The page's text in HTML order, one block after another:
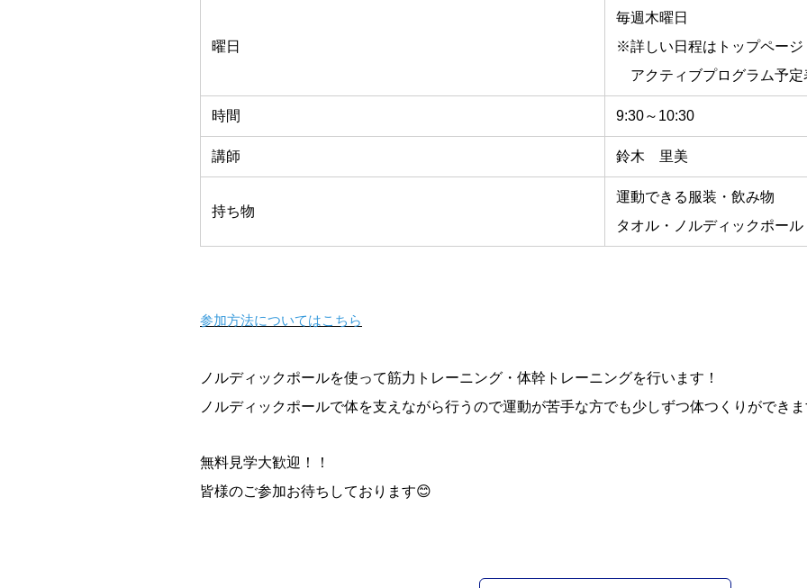
曜日
毎週木曜日
※詳しい日程はトップページ
アクティブプログラム予定
時間 9:30～10:30
講師 鈴木 里美
持ち物
運動できる服装・飲み物
タオル・ノルディックポール
参加方法についてはこちら
ノルディックポールを使って筋力トレーニング・体幹トレーニングを行います！
ノルディックポールで体を支えながら行うので運動が苦手な方でも少しずつ体つくりができま
無料見学大歓迎！！
皆様のご参加お待ちしております😊